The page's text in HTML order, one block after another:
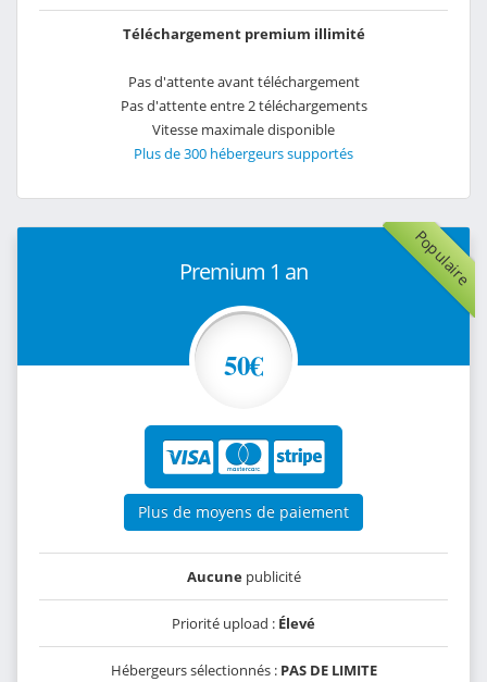
Téléchargement premium illimité
Pas d'attente avant téléchargement
Pas d'attente entre 2 téléchargements
Vitesse maximale disponible
Plus de 300 hébergeurs supportés
Populaire
Premium 1 an
50€
Plus de moyens de paiement
Aucunepublicité
Priorité upload : Élevé
Hébergeurs sélectionnés : PAS DE LIMITE